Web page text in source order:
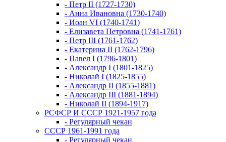
- Петр II (1727-1730)
- Анна Ивановна (1730-1740)
- Иоан VI (1740-1741)
- Елизавета Петровна (1741-1761)
- Петр III (1761-1762)
- Екатерина II (1762-1796)
- Павел I (1796-1801)
- Александр I (1801-1825)
- Николай I (1825-1855)
- Александр II (1855-1881)
- Александр III (1881-1894)
- Николай II (1894-1917)
РСФСР И СССР 1921-1957 года
- Регулярный чекан
СССР 1961-1991 года
- Регулярный чекан